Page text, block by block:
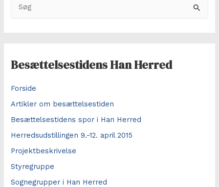
ø
f
e
r
:
Besættelsestidens Han Herred
Forside
Artikler om besættelsestiden
Besættelsestidens spor i Han Herred
Herredsudstillingen 9.-12. april 2015
Projektbeskrivelse
Styregruppe
Sognegrupper i Han Herred